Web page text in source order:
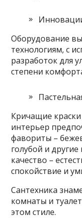
Оборудование
технологиям, с
разработок для
степени
Кричащие
интерьер
фавориты –
голубой и
качество –
спокойствие и
Сантехника
комнаты и
этом стиле.